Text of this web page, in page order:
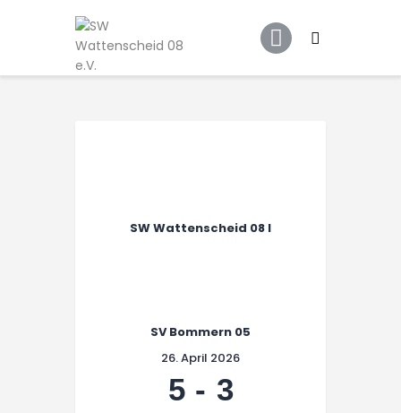
Home
Leitbild
Aktuelles
SW Wattenscheid 08 I
SV Bommern 05
26. April 2026
5- 3